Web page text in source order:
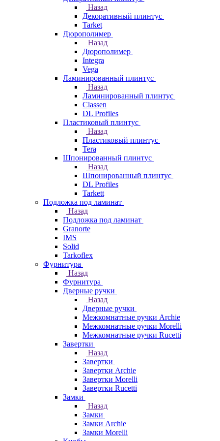
Назад
Декоративный плинтус
Tarket
Дюрополимер
Назад
Дюрополимер
Integra
Vega
Ламинированный плинтус
Назад
Ламинированный плинтус
Classen
DL Profiles
Пластиковый плинтус
Назад
Пластиковый плинтус
Tera
Шпонированный плинтус
Назад
Шпонированный плинтус
DL Profiles
Tarkett
Подложка под ламинат
Назад
Подложка под ламинат
Granorte
IMS
Solid
Tarkoflex
Фурнитура
Назад
Фурнитура
Дверные ручки
Назад
Дверные ручки
Межкомнатные ручки Archie
Межкомнатные ручки Morelli
Межкомнатные ручки Rucetti
Завертки
Назад
Завертки
Завертки Archie
Завертки Morelli
Завертки Rucetti
Замки
Назад
Замки
Замки Archie
Замки Morelli